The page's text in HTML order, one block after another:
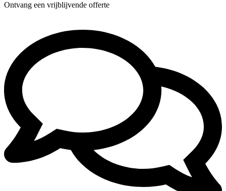
Ontvang een vrijblijvende offerte